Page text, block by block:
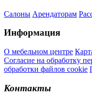
Салоны Арендаторам
Информация
О мебельном центре
Согласие на обработку
обработки файлов cookie
Контакты